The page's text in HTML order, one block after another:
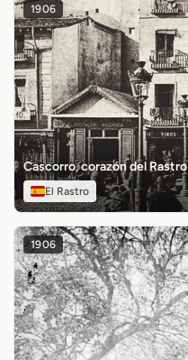
1906
Cascorro, corazón del Rastro
El Rastro
1906